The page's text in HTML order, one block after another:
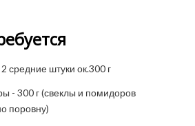
средние штуки ок.300 г
- 300 г (свеклы и помидоров
поровну)